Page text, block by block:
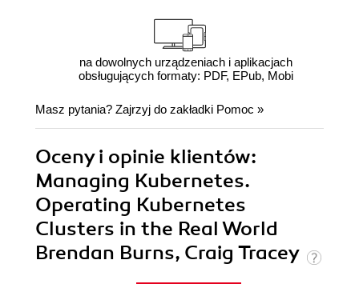
na dowolnych urządzeniach i aplikacjach
obsługujących formaty: PDF, EPub, Mobi
Masz pytania? Zajrzyj do zakładki Pomoc »
Oceny i opinie klientów:
Managing Kubernetes.
Operating Kubernetes
Clusters in the Real World
Brendan Burns, Craig Tracey